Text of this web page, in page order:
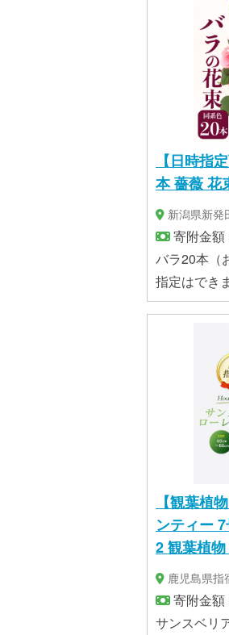
【日時指
本 薔薇 花
新潟県新発
寄附金額
バラ20本（
指定はでき
【観葉植
ンティー
2 観葉植
送不可
鹿児島県指
寄附金額
サンスベリ